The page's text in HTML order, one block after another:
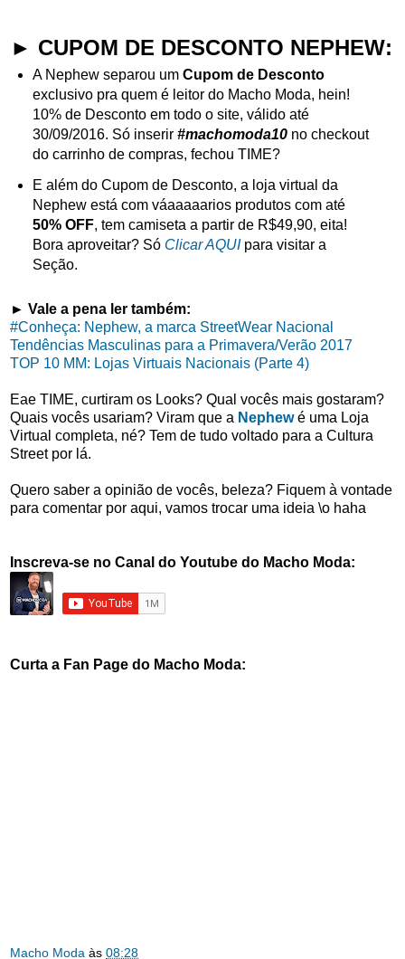
► CUPOM DE DESCONTO NEPHEW:
A Nephew separou um Cupom de Desconto
exclusivo pra quem é leitor do Macho Moda, hein!
10% de Desconto em todo o site, válido até
30/09/2016. Só inserir #machomoda10no checkout
do carrinho de compras, fechou TIME?
E além do Cupom de Desconto, a loja virtual da
Nephew está com váaaaaarios produtos com até
50% OFF, tem camiseta a partir de R$49,90, eita!
Bora aproveitar? Só Clicar AQUI para visitar a
Seção.
► Vale a pena ler também:
#Conheça: Nephew, a marca StreetWear Nacional
Tendências Masculinas para a Primavera/Verão 2017
TOP 10 MM: Lojas Virtuais Nacionais (Parte 4)
Eae TIME, curtiram os Looks? Qual vocês mais gostaram?
Quais vocês usariam? Viram que a Nephewé uma Loja
Virtual completa, né? Tem de tudo voltado para a Cultura
Street por lá.
Quero saber a opinião de vocês, beleza? Fiquem à vontade
para comentar por aqui, vamos trocar uma ideia \o haha
Inscreva-se no Canal do Youtube do Macho Moda:
Curta a Fan Page do Macho Moda:
Macho Moda às 08:28